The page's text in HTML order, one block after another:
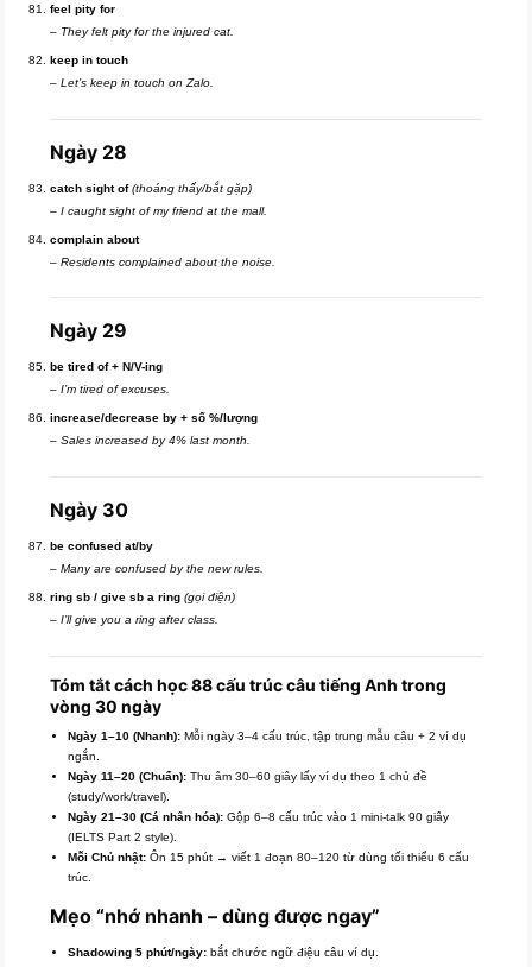
feel pity for
– They felt pity for the injured cat.
keep in touch
–Let’s keep in touch on Zalo.
Ngày 28
catch sight of (thoáng thấy/bắt gặp)
–I caught sight of my friend at the mall.
complain about
–Residents complained about the noise.
Ngày 29
be tired of + N/V-ing
–I’m tired of excuses.
increase/decrease by + số %/lượng
–Sales increased by 4% last month.
Ngày 30
be confused at/by
–Many are confused by the new rules.
ring sb / give sb a ring (gọi điện)
–I’ll give you a ring after class.
Tóm tắt cách học 88 cấu trúc câu tiếng Anh trong
vòng 30 ngày
Ngày 1–10 (Nhanh): Mỗi ngày 3–4 cấu trúc, tập trung mẫu câu + 2 ví dụ
ngắn.
Ngày 11–20 (Chuẩn): Thu âm 30–60 giây lấy ví dụ theo 1 chủ đề
(study/work/travel).
Ngày 21–30 (Cá nhân hóa): Gộp 6–8 cấu trúc vào 1 mini-talk 90 giây
(IELTS Part 2 style).
Mỗi Chủ nhật: Ôn 15 phút → viết 1 đoạn 80–120 từ dùng tối thiểu 6 cấu
trúc.
Mẹo “nhớ nhanh – dùng được ngay”
Shadowing 5 phút/ngày: bắt chước ngữ điệu câu ví dụ.